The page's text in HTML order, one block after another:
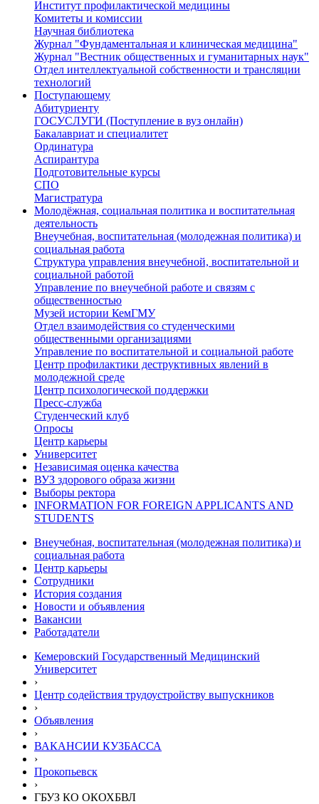
Институт профилактической медицины
Комитеты и комиссии
Научная библиотека
Журнал "Фундаментальная и клиническая медицина"
Журнал "Вестник общественных и гуманитарных наук"
Отдел интеллектуальной собственности и трансляции
технологий
Поступающему
Абитуриенту
ГОСУСЛУГИ (Поступление в вуз онлайн)
Бакалавриат и специалитет
Ординатура
Аспирантура
Подготовительные курсы
СПО
Магистратура
Молодёжная, социальная политика и воспитательная
деятельность
Внеучебная, воспитательная (молодежная политика) и
социальная работа
Структура управления внеучебной, воспитательной и
социальной работой
Управление по внеучебной работе и связям с
общественностью
Музей истории КемГМУ
Отдел взаимодействия со студенческими
общественными организациями
Управление по воспитательной и социальной работе
Центр профилактики деструктивных явлений в
молодежной среде
Центр психологической поддержки
Пресс-служба
Студенческий клуб
Опросы
Центр карьеры
Университет
Независимая оценка качества
ВУЗ здорового образа жизни
Выборы ректора
INFORMATION FOR FOREIGN APPLICANTS AND
STUDENTS
Внеучебная, воспитательная (молодежная политика) и
социальная работа
Центр карьеры
Сотрудники
История создания
Новости и объявления
Вакансии
Работадатели
Кемеровский Государственный Медицинский
Университет
›
Центр содействия трудоустройству выпускников
›
Объявления
›
ВАКАНСИИ КУЗБАССА
›
Прокопьевск
›
ГБУЗ КО ОКОХБВЛ